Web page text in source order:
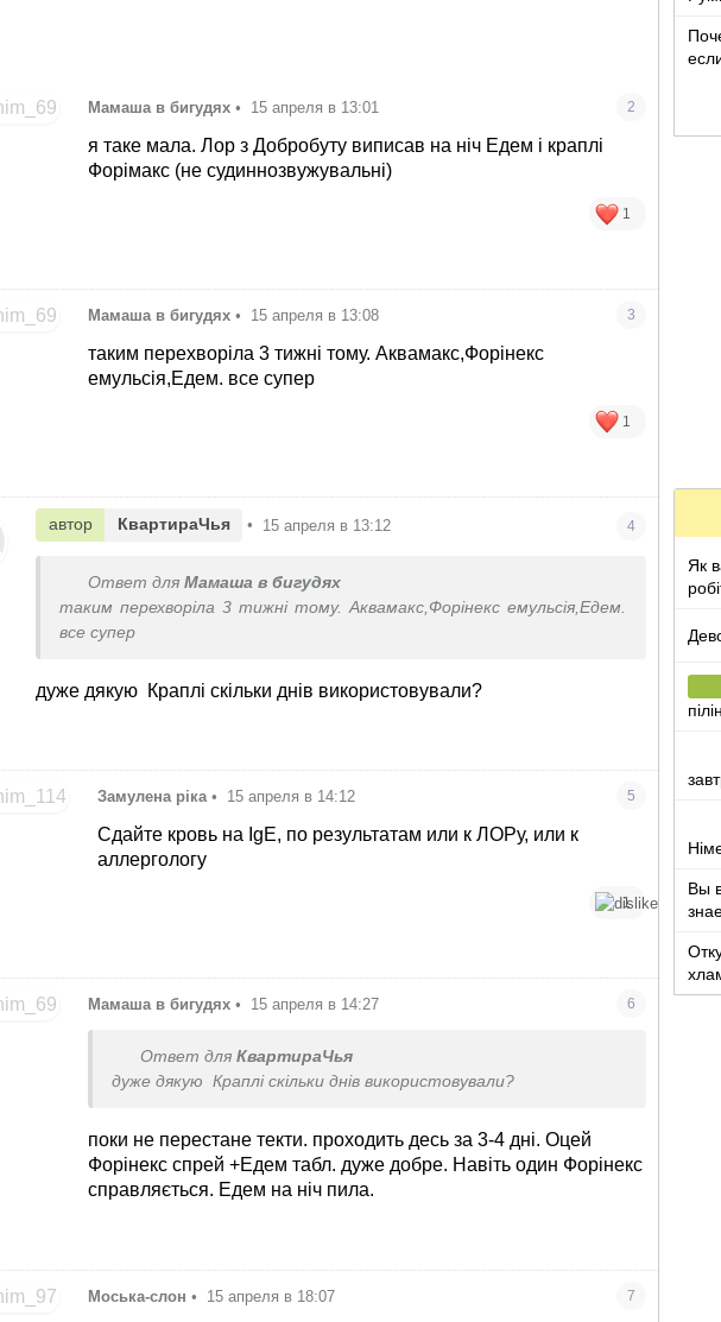
Мамаша в бигудях • 15 апреля в 13:01 2
я таке мала. Лор з Добробуту виписав на ніч Едем і краплі
Форімакс (не судиннозвужувальні)
1
Мамаша в бигудях • 15 апреля в 13:08 3
таким перехворіла 3 тижні тому. Аквамакс,Форінекс
емульсія,Едем. все супер
1
автор КвартираЧья • 15 апреля в 13:12 4
Ответ для Мамаша в бигудях
таким перехворіла 3 тижні тому. Аквамакс,Форінекс емульсія,Едем.
все супер
дуже дякую Краплі скільки днів використовували?
Замулена ріка • 15 апреля в 14:12 5
Сдайте кровь на IgE, по результатам или к ЛОРу, или к
аллергологу
1
Мамаша в бигудях • 15 апреля в 14:27 6
Ответ для КвартираЧья
дуже дякую
Краплі скільки днів використовували?
поки не перестане текти. проходить десь за 3-4 дні. Оцей
Форінекс спрей +Едем табл. дуже добре. Навіть один Форінекс
справляється. Едем на ніч пила.
Моська-слон • 15 апреля в 18:07 7
Як
Вы